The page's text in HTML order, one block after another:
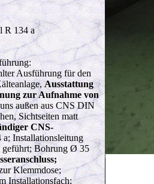
R 134 a
Ausführung für den
Ausstattung
zur Aufnahme von
außen aus CNS DIN
Sichtseiten matt
CNS-
Installationsleitung
geführt; Bohrung Ø 35
Klemmdose;
Installationsfach;